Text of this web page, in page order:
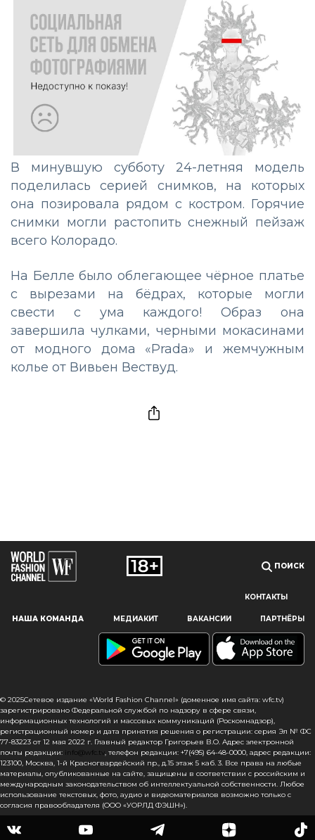
Наш сайт использует файлы cookie и похожие технологии,
чтобы гарантировать максимальное удобство
пользователям, предоставляя персонализированную
информацию, запоминая предпочтения в области
сайта, вы подтверждаете свое согласие на использование
файлов cookie в соответствии с настоящим уведомлением
в отношении данного типа файлов. Если вы не согласны
с тем, чтобы мы использовали данный тип файлов,
то вы должны соответствующим образом установить
настройки вашего браузера или не использовать сайт wfc.tv
В минувшую субботу 24-летняя модель
поделилась серией снимков, на которых
она позировала рядом с костром. Горячие
снимки могли растопить снежный пейзаж
всего Колорадо.
На Белле было облегающее чёрное платье
с вырезами на бёдрах, которые могли
свести с ума каждого! Образ она
завершила чулками, черными мокасинами
от модного дома «Prada» и жемчужным
колье от Вивьен Вествуд.
ПОИСК
КОНТАКТЫ
НАША КОМАНДА МЕДИАКИТ ВАКАНСИИ ПАРТНЁРЫ
© 2025Сетевое издание «World Fashion Channel» (доменное имя сайта: wfc.tv)
зарегистрировано Федеральной службой по надзору в сфере связи,
информационных технологий и массовых коммуникаций (Роскомнадзор),
регистрационный номер и дата принятия решения о регистрации: серия Эл № ФС
77-83223 от 12 мая 2022 г. Главный редактор Григорьев В.О. Адрес электронной
почты редакции: info@wfc.tv, телефон редакции: +7(495) 64-48-0000, адрес редакции:
123100, Москва, 1-й Красногвардейский пр., д.15 этаж 5 каб. 3. Все права на любые
материалы, опубликованные на сайте, защищены в соответствии с российским и
международным законодательством об интеллектуальной собственности. Любое
использование текстовых, фото, аудио и видеоматериалов возможно только с
согласия правообладателя (ООО «УОРЛД ФЭШН»).